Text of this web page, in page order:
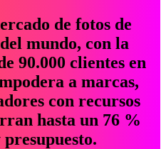
de fotos de
mundo, con la
90.000 clientes en
a marcas,
con recursos
hasta un 76 %